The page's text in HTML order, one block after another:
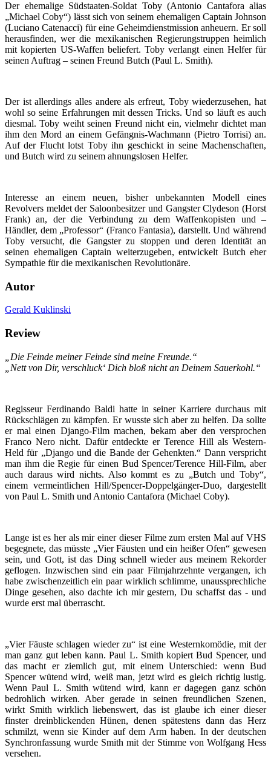
Der ehemalige Südstaaten-Soldat Toby (Antonio Cantafora alias
„Michael Coby“) lässt sich von seinem ehemaligen Captain Johnson
(Luciano Catenacci) für eine Geheimdienstmission anheuern. Er soll
herausfinden, wer die mexikanischen Regierungstruppen heimlich
mit kopierten US-Waffen beliefert. Toby verlangt einen Helfer für
seinen Auftrag – seinen Freund Butch (Paul L. Smith).
Der ist allerdings alles andere als erfreut, Toby wiederzusehen, hat
wohl so seine Erfahrungen mit dessen Tricks. Und so läuft es auch
diesmal. Toby weiht seinen Freund nicht ein, vielmehr dichtet man
ihm den Mord an einem Gefängnis-Wachmann (Pietro Torrisi) an.
Auf der Flucht lotst Toby ihn geschickt in seine Machenschaften,
und Butch wird zu seinem ahnungslosen Helfer.
Interesse an einem neuen, bisher unbekannten Modell eines
Revolvers meldet der Saloonbesitzer und Gangster Clydeson (Horst
Frank) an, der die Verbindung zu dem Waffenkopisten und –
Händler, dem „Professor“ (Franco Fantasia), darstellt. Und während
Toby versucht, die Gangster zu stoppen und deren Identität an
seinen ehemaligen Captain weiterzugeben, entwickelt Butch eher
Sympathie für die mexikanischen Revolutionäre.
Autor
Gerald Kuklinski
Review
„Die Feinde meiner Feinde sind meine Freunde.“
„Nett von Dir, verschluck‘ Dich bloß nicht an Deinem Sauerkohl.“
Regisseur Ferdinando Baldi hatte in seiner Karriere durchaus mit
Rückschlägen zu kämpfen. Er wusste sich aber zu helfen. Da sollte
er mal einen Django-Film machen, bekam aber den versprochen
Franco Nero nicht. Dafür entdeckte er Terence Hill als Western-
Held für „Django und die Bande der Gehenkten.“ Dann verspricht
man ihm die Regie für einen Bud Spencer/Terence Hill-Film, aber
auch daraus wird nichts. Also kommt es zu „Butch und Toby“,
einem vermeintlichen Hill/Spencer-Doppelgänger-Duo, dargestellt
von Paul L. Smith und Antonio Cantafora (Michael Coby).
Lange ist es her als mir einer dieser Filme zum ersten Mal auf VHS
begegnete, das müsste „Vier Fäusten und ein heißer Ofen“ gewesen
sein, und Gott, ist das Ding schnell wieder aus meinem Rekorder
geflogen. Inzwischen sind ein paar Filmjahrzehnte vergangen, ich
habe zwischenzeitlich ein paar wirklich schlimme, unaussprechliche
Dinge gesehen, also dachte ich mir gestern, Du schaffst das - und
wurde erst mal überrascht.
„Vier Fäuste schlagen wieder zu“ ist eine Westernkomödie, mit der
man ganz gut leben kann. Paul L. Smith kopiert Bud Spencer, und
das macht er ziemlich gut, mit einem Unterschied: wenn Bud
Spencer wütend wird, weiß man, jetzt wird es gleich richtig lustig.
Wenn Paul L. Smith wütend wird, kann er dagegen ganz schön
bedrohlich wirken. Aber gerade in seinen freundlichen Szenen,
wirkt Smith wirklich liebenswert, das ist glaube ich einer dieser
finster dreinblickenden Hünen, denen spätestens dann das Herz
schmilzt, wenn sie Kinder auf dem Arm haben. In der deutschen
Synchronfassung wurde Smith mit der Stimme von Wolfgang Hess
versehen.